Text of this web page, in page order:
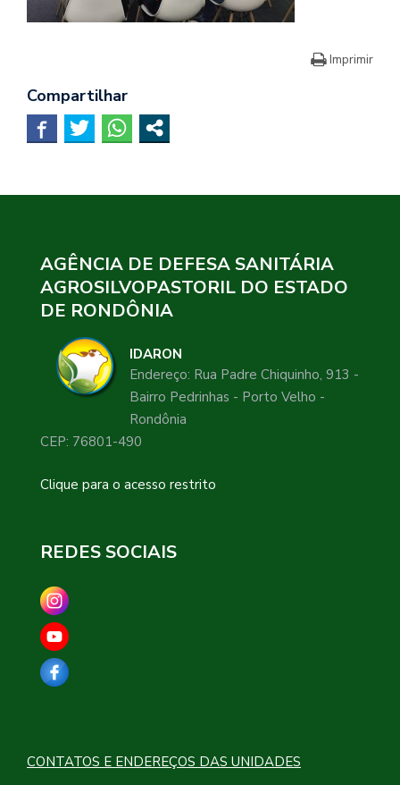
Imprimir
Compartilhar
AGÊNCIA DE DEFESA SANITÁRIA
AGROSILVOPASTORIL DO ESTADO
DE RONDÔNIA
IDARON
Endereço: Rua Padre Chiquinho, 913 -
Bairro Pedrinhas - Porto Velho -
Rondônia
CEP: 76801-490
Clique para o acesso restrito
REDES SOCIAIS
CONTATOS E ENDEREÇOS DAS UNIDADES